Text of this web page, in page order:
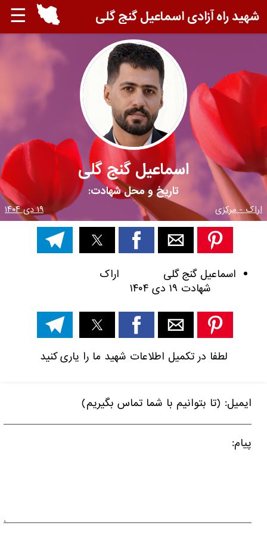
☰ شهید راه آزادی اسماعیل گنج گلی
اسماعیل گنج گلی
تاریخ و محل شهادت:
اراک - مرکزی ۱۹ دی ۱۴۰۴
اسماعیل گنج گلی اراک
شهادت ۱۹ دی ۱۴۰۴
لطفا در تکمیل اطلاعات شهید ما را یاری کنید
ایمیل: (تا بتوانیم با شما تماس بگیریم)
پیام: